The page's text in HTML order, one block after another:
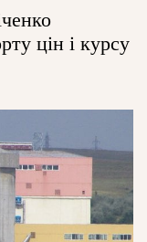
цін і курсу